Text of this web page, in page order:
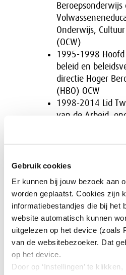
Gebruik cookies
Er kunnen bij jouw bezoek aan
worden geplaatst. Cookies zijn
informatiebestandjes die bij het
website automatisch kunnen
uitgelezen op het device (zoals
van de websitebezoeker. Dat
op het device.
Door op ‘Instellingen’ te
Beroepsonderwijs
Onderwijs,
(OCW)
1995-1998 Hoofd
beleid en
directie Hoger
(HBO) OCW
1998-2014 Lid
van de Arbeid,
Vaste
Zaken,
lid Presidium en
Tweede Kamer
van de PvdA
2014-2022
Sociaal-
Awards
Joke Smit-prijs en Opzij